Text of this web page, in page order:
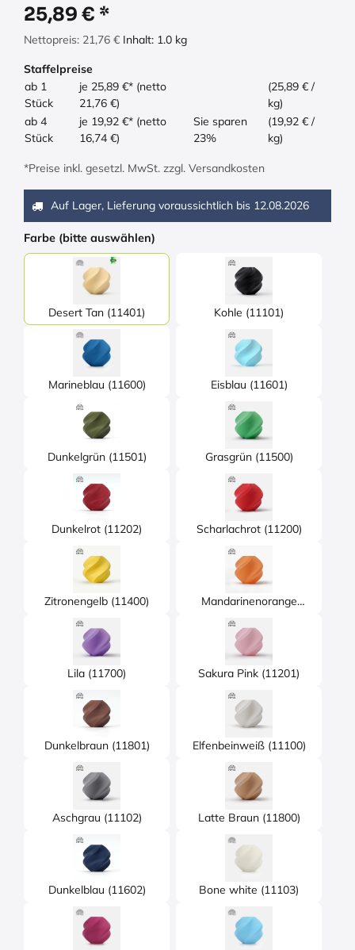
25,89 €
Nettopreis: 21,76 € Inhalt: 1.0 kg
Staffelpreise
ab 1
Stück
je 25,89 €* (netto
21,76 €)
(25,89 € /
kg)
ab 4
Stück
je 19,92 €* (netto
16,74 €)
Sie sparen
23%
(19,92 € /
kg)
*Preise inkl. gesetzl. MwSt. zzgl. Versandkosten
Auf Lager, Lieferung voraussichtlich bis 12.08.2026
Farbe (bitte auswählen)
Desert Tan (11401) Kohle (11101)
Marineblau (11600) Eisblau (11601)
Dunkelgrün (11501) Grasgrün (11500)
Dunkelrot (11202) Scharlachrot (11200)
Zitronengelb (11400)
Mandarinenorange
(11300)
Lila (11700) Sakura Pink (11201)
Dunkelbraun (11801) Elfenbeinweiß (11100)
Aschgrau (11102) Latte Braun (11800)
Dunkelblau (11602) Bone white (11103)